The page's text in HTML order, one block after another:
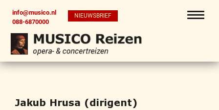
info@musico.nl
088-6870000
NIEUWSBRIEF
Jakub Hrusa (dirigent)